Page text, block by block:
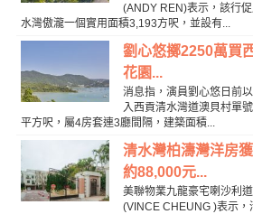
(ANDY REN)表示，該行
水灣傲瀧一個實用面積3,193方呎，並設有...
劉心悠擲2250萬買
花園...
消息指，演員劉心悠日前
入西貢清水灣道澳貝村單
平方呎，屬4房套連3廳間隔，建築面積...
清水灣柏濤灣洋房
約88,000元...
美聯物業九龍豪宅喇沙利
(VINCE CHEUNG )表示，